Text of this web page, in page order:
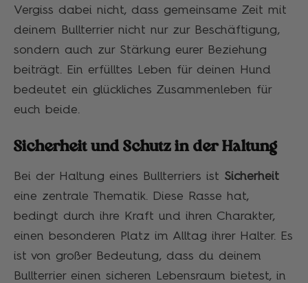
Vergiss dabei nicht, dass gemeinsame Zeit mit
deinem Bullterrier nicht nur zur Beschäftigung,
sondern auch zur Stärkung eurer Beziehung
beiträgt. Ein erfülltes Leben für deinen Hund
bedeutet ein glückliches Zusammenleben für
euch beide.
Sicherheit und Schutz in der Haltung
Bei der Haltung eines Bullterriers ist Sicherheit
eine zentrale Thematik. Diese Rasse hat,
bedingt durch ihre Kraft und ihren Charakter,
einen besonderen Platz im Alltag ihrer Halter. Es
ist von großer Bedeutung, dass du deinem
Bullterrier einen sicheren Lebensraum bietest, in